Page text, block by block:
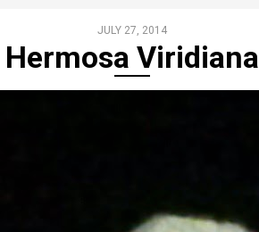
JULY 27, 2014
Hermosa Viridiana